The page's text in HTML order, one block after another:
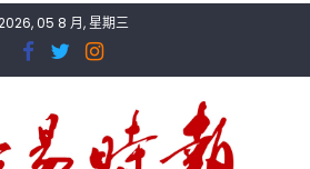
05 8 月, 星期三